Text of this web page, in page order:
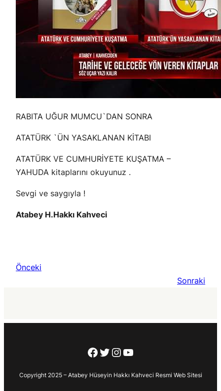
RABITA UĞUR MUMCU`DAN SONRA
ATATÜRK `ÜN YASAKLANAN KİTABI
ATATÜRK VE CUMHURİYETE KUŞATMA –
YAHUDA kitaplarını okuyunuz .
Sevgi ve saygıyla !
Atabey H.Hakkı Kahveci
Önceki
Sonraki
Facebook
Twitter
Instagram
YouTube
Copyright 2025 – Atabey Hüseyin Hakkı Kahveci Resmi Web Sitesi